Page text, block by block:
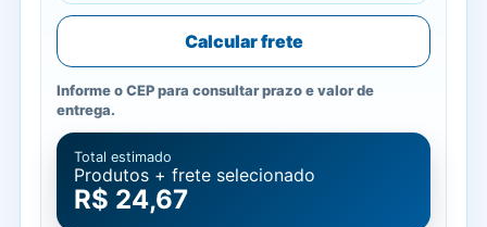
Calcular frete
Informe o CEP para consultar prazo e valor de
entrega.
Total estimado
Produtos + frete selecionado
R$ 24,67